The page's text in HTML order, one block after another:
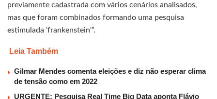
previamente cadastrada com vários cenários analisados,
mas que foram combinados formando uma pesquisa
estimulada ‘frankenstein'”.
Leia Também
Gilmar Mendes comenta eleições e diz não esperar clima
de tensão como em 2022
URGENTE: Pesquisa Real Time Big Data aponta Flávio